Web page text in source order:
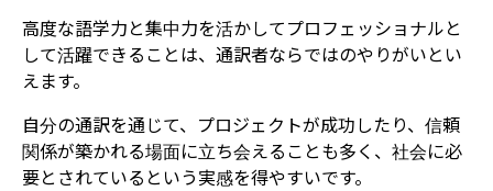
高度な語学力と集中力を活かしてプロフェッショナルと
して活躍できることは、通訳者ならではのやりがいとい
えます。
自分の通訳を通じて、プロジェクトが成功したり、信頼
関係が築かれる場面に立ち会えることも多く、社会に必
要とされているという実感を得やすいです。